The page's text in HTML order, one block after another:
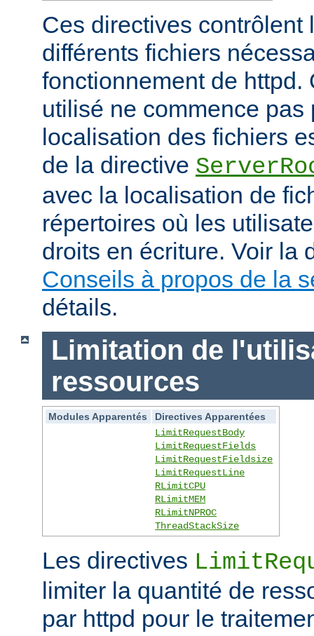
Ces directives contrôlent
différents fichiers
fonctionnement de httpd.
utilisé ne commence pas
localisation des fichiers
de la directive
avec la localisation de
répertoires où les
droits en écriture. Voir la
Conseils à propos de la
détails.
Limitation de
ressources
Modules Apparentés
Directives Apparentées
LimitRequestBody
LimitRequestFields
LimitRequestFieldsize
LimitRequestLine
RLimitCPU
RLimitMEM
RLimitNPROC
ThreadStackSize
Les directives
limiter la quantité de
par httpd pour le